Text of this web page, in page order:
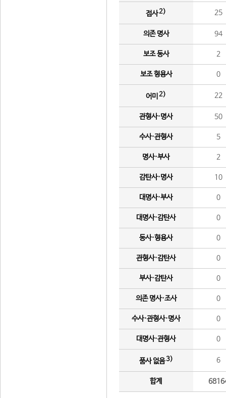
접사2) 25
의존 명사 94
보조 동사 2
보조 형용사 0
어미 2) 22
관형사·명사 50
수사·관형사 5
명사·부사 2
감탄사·명사 10
대명사·부사 0
대명사·감탄사 0
동사·형용사 0
관형사·감탄사 0
부사·감탄사 0
의존 명사·조사 0
수사·관형사·명사 0
대명사·관형사 0
품사 없음3) 6
합계